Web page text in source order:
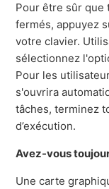
Pour être sûr que
fermés, appuyez
votre clavier.
sélectionnez
Pour les
s'ouvrira
tâches, terminez
d’exécution.
Avez-vous
Une carte